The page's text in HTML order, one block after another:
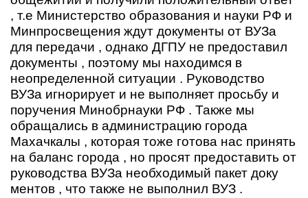
, т.е Министерство образования и науки РФ и
Минпросвещения ждут документы от ВУЗа
для передачи , однако ДГПУ не предоставил
документы , поэтому мы находимся в
неопределенной ситуации . Руководство
ВУЗа игнорирует и не выполняет просьбу и
поручения Минобрнауки РФ . Также мы
обращались в администрацию города
Махачкалы , которая тоже готова нас принять
на баланс города , но просят предоставить от
руководства ВУЗа необходимый пакет доку
ментов , что также не выполнил ВУЗ .